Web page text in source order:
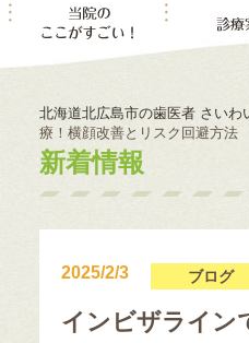
北海道北広島市の歯医者 さいわ
療！横顔改善とリスク回避方法
新着情報
2025/2/3 ブログ
インビザライン